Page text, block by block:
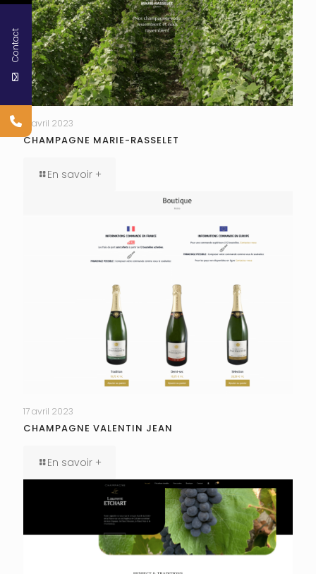
17 avril 2023
CHAMPAGNE MARIE-RASSELET
En savoir +
17 avril 2023
CHAMPAGNE VALENTIN JEAN
En savoir +
Contact